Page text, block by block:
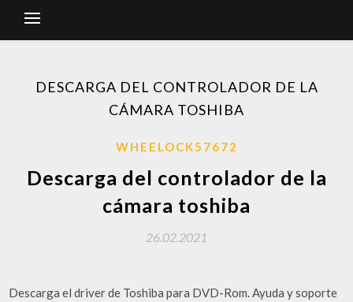
DESCARGA DEL CONTROLADOR DE LA
CÁMARA TOSHIBA
WHEELOCK57672
Descarga del controlador de la
cámara toshiba
26.02.2021
Descarga el driver de Toshiba para DVD-Rom. Ayuda y soporte